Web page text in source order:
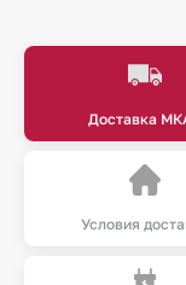
Доставка
Условия